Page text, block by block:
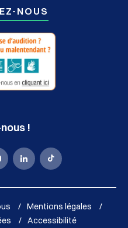
NOUS
!
La
Sassenage
La
Sassenage
La
Sassenage
Mentions légales
Accessibilité